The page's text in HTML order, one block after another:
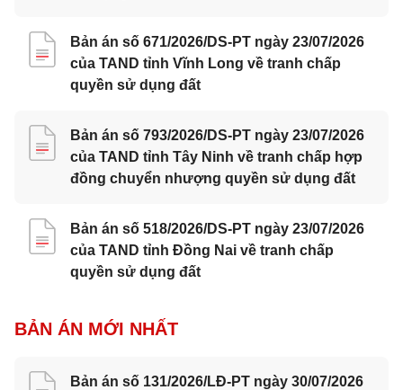
Bản án số 671/2026/DS-PT ngày 23/07/2026
của TAND tỉnh Vĩnh Long về tranh chấp
quyền sử dụng đất
Bản án số 793/2026/DS-PT ngày 23/07/2026
của TAND tỉnh Tây Ninh về tranh chấp hợp
đồng chuyển nhượng quyền sử dụng đất
Bản án số 518/2026/DS-PT ngày 23/07/2026
của TAND tỉnh Đồng Nai về tranh chấp
quyền sử dụng đất
BẢN ÁN MỚI NHẤT
Bản án số 131/2026/LĐ-PT ngày 30/07/2026